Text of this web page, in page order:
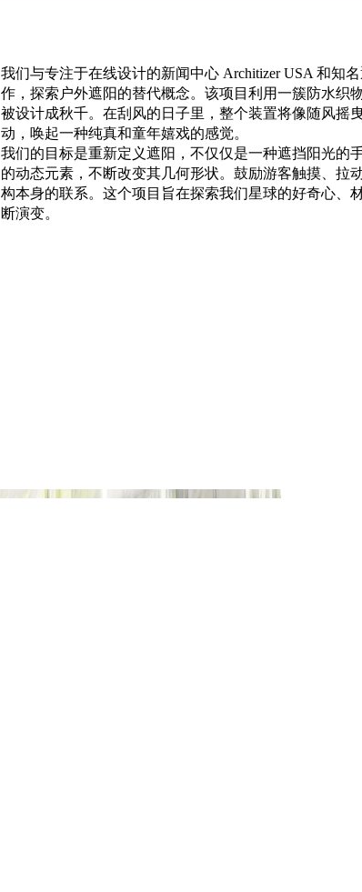
我们与专注于在线设计的新闻中心 Architizer USA 和知名
作，探索户外遮阳的替代概念。该项目利用一簇防水织
被设计成秋千。在刮风的日子里，整个装置将像随风摇
动，唤起一种纯真和童年嬉戏的感觉。
我们的目标是重新定义遮阳，不仅仅是一种遮挡阳光的
的动态元素，不断改变其几何形状。鼓励游客触摸、拉
构本身的联系。这个项目旨在探索我们星球的好奇心、
断演变。